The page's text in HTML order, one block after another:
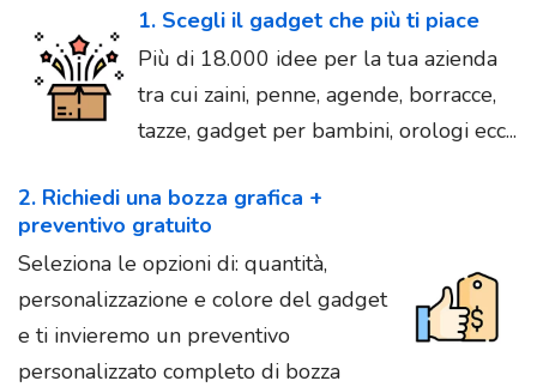
1. Scegli il gadget che più ti piace
Più di 18.000 idee per la tua azienda
tra cui zaini, penne, agende, borracce,
tazze, gadget per bambini, orologi ecc...
2. Richiedi una bozza grafica +
preventivo gratuito
Seleziona le opzioni di: quantità,
personalizzazione e colore del gadget
e ti invieremo un preventivo
personalizzato completo di bozza